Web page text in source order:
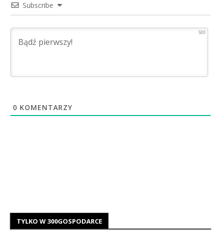
Subscribe
500
0 KOMENTARZY
TYLKO W 300GOSPODARCE